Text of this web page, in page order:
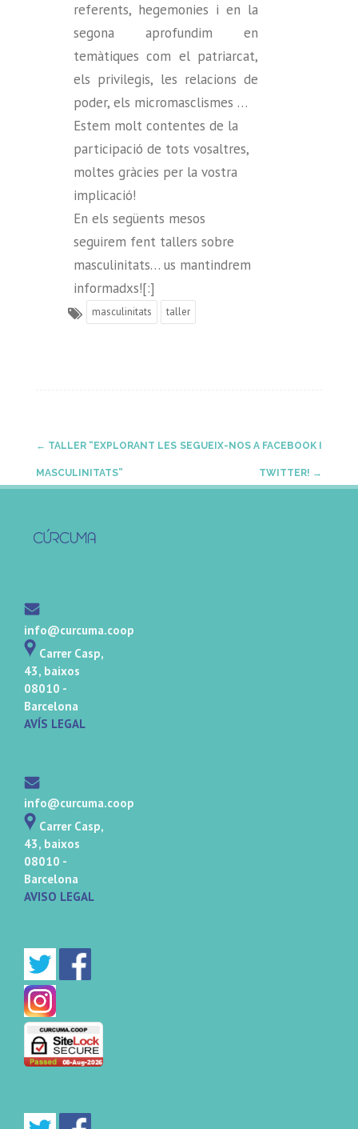
referents, hegemonies i en la
segona aprofundim en
temàtiques com el patriarcat,
els privilegis, les relacions de
poder, els micromasclismes …
Estem molt contentes de la
participació de tots vosaltres,
moltes gràcies per la vostra
implicació!
En els següents mesos
seguirem fent tallers sobre
masculinitats… us mantindrem
informadxs![:]
masculinitats taller
Post
navigation
← TALLER “EXPLORANT LES
MASCULINITATS”
SEGUEIX-NOS A FACEBOOK I
TWITTER! →
info@curcuma.coop
Carrer Casp,
43, baixos
08010 -
Barcelona
AVÍS LEGAL
info@curcuma.coop
Carrer Casp,
43, baixos
08010 -
Barcelona
AVISO LEGAL